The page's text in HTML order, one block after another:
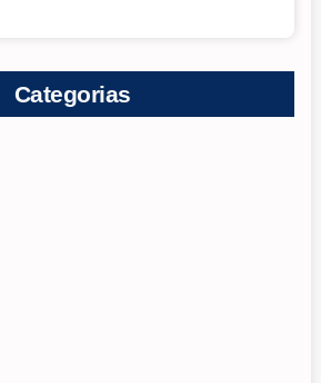
Categorias